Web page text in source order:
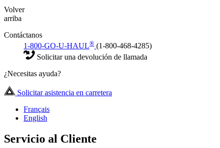
Volver
arriba
Contáctanos
1-800-GO-U-HAUL® (1-800-468-4285)
Solicitar una devolución de llamada
¿Necesitas ayuda?
Solicitar asistencia en carretera
Français
English
Servicio al Cliente